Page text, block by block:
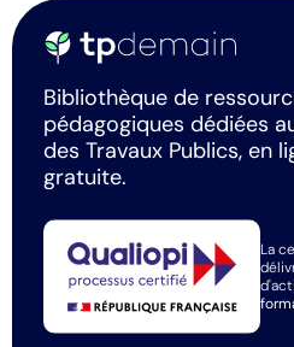
Bibliothèque de
pédagogiques dédiées
des Travaux Publics, en
gratuite.
La